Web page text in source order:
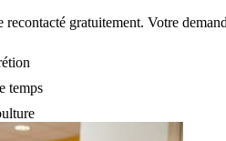
recontacté gratuitement. Votre
temps